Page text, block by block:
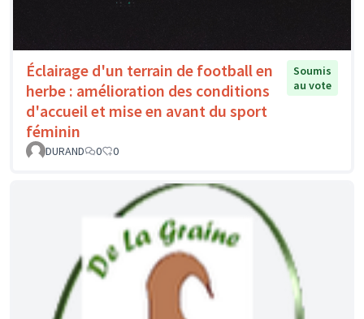
Éclairage d'un terrain de football en
herbe : amélioration des conditions
d'accueil et mise en avant du sport
féminin
Soumis
au vote
DURAND 0 0